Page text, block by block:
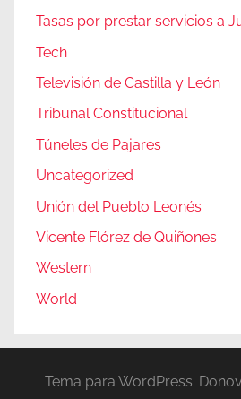
Tasas por prestar servicios a
Tech
Televisión de Castilla y León
Tribunal Constitucional
Túneles de Pajares
Uncategorized
Unión del Pueblo Leonés
Vicente Flórez de Quiñones
Western
World
Tema para WordPress: